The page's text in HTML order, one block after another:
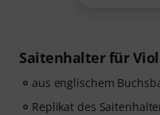
Saitenhalter für
aus englischem
Replikat des